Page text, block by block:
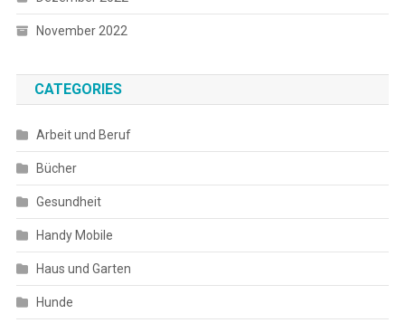
November 2022
CATEGORIES
Arbeit und Beruf
Bücher
Gesundheit
Handy Mobile
Haus und Garten
Hunde